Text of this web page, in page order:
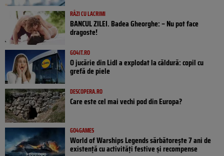
RÂZI CU LACRIMI
BANCUL ZILEI. Badea Gheorghe: – Nu pot face
dragoste!
GO4IT.RO
O jucărie din Lidl a explodat la căldură: copil cu
grefă de piele
DESCOPERA.RO
Care este cel mai vechi pod din Europa?
GO4GAMES
World of Warships Legends sărbătorește 7 ani de
existență cu activități festive și recompense